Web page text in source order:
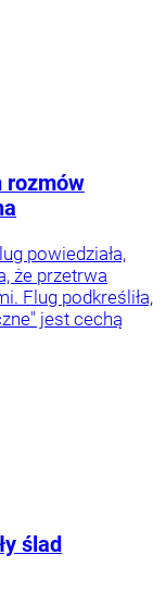
rozmów
powiedziała,
że przetrwa
Flug podkreśliła,
jest cechą
ślad